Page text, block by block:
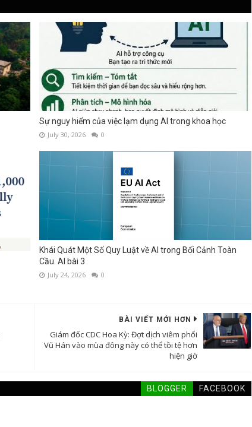
Sự nguy hiểm của việc lạm dụng AI trong khoa học
July 30, 2026 0
Khái Quát Một Số Quy Luật về AI trong Bối Cảnh Toàn
Cầu. AI bài 3
July 24, 2026 0
BÀI VIẾT MỚI HƠN
Giám đốc CDC Hoa Kỳ: Đợt dịch viêm phổi
Vũ Hán vào mùa đông này có thể tồi tệ hơn
hiện giờ
BLOGGER FACEBOOK